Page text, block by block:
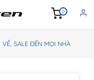
0
SALE ĐẾN MỌI NHÀ